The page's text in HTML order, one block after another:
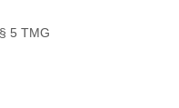
5 TMG